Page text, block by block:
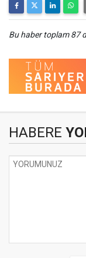
Bu haber toplam 87
HABERE